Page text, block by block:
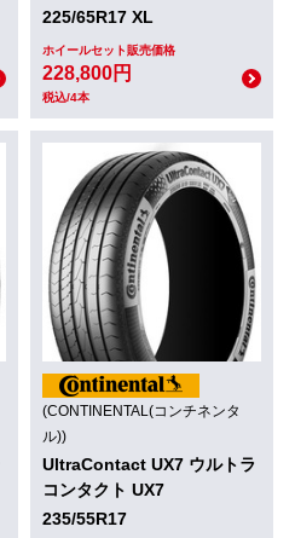
225/65R17 XL
ホイールセット販売価格
228,800円
税込/4本
(CONTINENTAL(コンチネンタ
ル))
UltraContact UX7 ウルトラ
コンタクト UX7
235/55R17